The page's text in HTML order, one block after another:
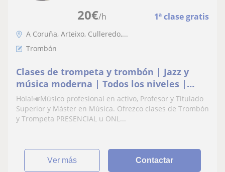
20€/h 1ª clase gratis
A Coruña, Arteixo, Culleredo,...
Trombón
Clases de trompeta y trombón | Jazz y
música moderna | Todos los niveles |
Profesor titulado superior !
Hola!🎺Músico profesional en activo, Profesor y Titulado
Superior y Máster en Música. Ofrezco clases de Trombón
y Trompeta PRESENCIAL u ONL...
ver más Contactar